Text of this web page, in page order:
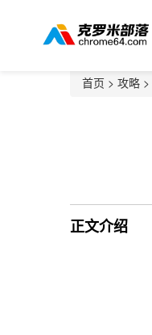
首页 > 攻略 >
正文介绍